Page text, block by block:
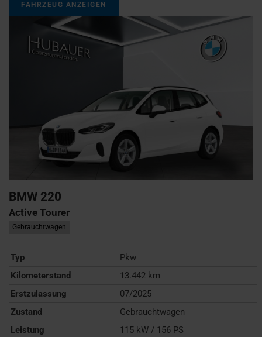
FAHRZEUG ANZEIGEN
BMW 220
Active Tourer
Gebrauchtwagen
Typ
Pkw
Kilometerstand
13.442 km
Erstzulassung
07/2025
Zustand
Gebrauchtwagen
Leistung
115 kW / 156 PS